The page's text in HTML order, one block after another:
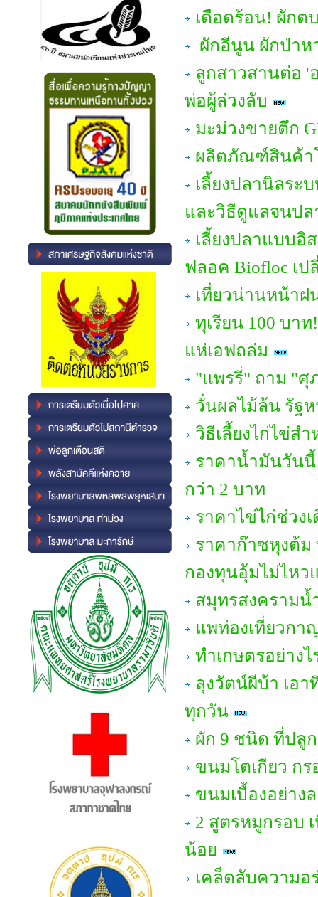
เดือดร้อน! ผักต
ผักอีนูน ผักป่าห
ลูกสาวสานต่อ '
พ่อผู้ล่วงลับ
มะม่วงขายตึก
ผลิตภัณฑ์สินค้า
เลี้ยงปลานิลระ
และวิธีดูแลจนปล
เลี้ยงปลาแบบอิ
ฟลอค Biofloc เ
เที่ยวน่านหน้า
ทุเรียน 100 บา
แห่เอฟถล่ม
"แพรรี่" ถาม "ศุ
วั่นผลไม้ล้น รัฐ
วิธีเลี้ยงไก่ไข่ส
ราคาน้ำมันวันนี้
กว่า 2 บาท
ราคาไข่ไก่ช่วง
ราคาก๊าซหุงต้ม
กองทุนอุ้มไม่ไหว
สมุทรสงคราม
แพท่องเที่ยวกา
ทำเกษตรอย่าง
ลุงวัตน์ผีบ้า เอ
ทุกวัน
ผัก 9 ชนิด ที่ปลูก
ขนมโตเกียว ก
ขนมเบื้องอย่าง
2 สูตรหมูกรอบ
น้อย
เคล็ดลับความอ